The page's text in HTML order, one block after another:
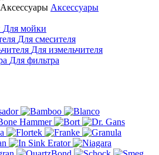
Аксессуары Аксессуары
Для мойки
Для смесителя
Для измельчителя
Для фильтра